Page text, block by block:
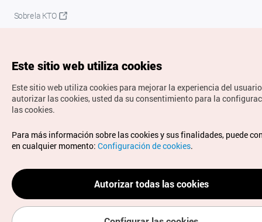
Sobre la KTO
Copyrights © Organización de Turismo de Corea. Todos los
derechos reservados.
Para informes de errores y cuestiones relacionadas con el
sitio web, dirija sus consultas al correoelectrónico oficial:
spanish@knto.or.kr
Este sitio web utiliza cookies
Este sitio web utiliza cookies para mejorar la experiencia del
autorizar las cookies, usted da su consentimiento para la
las cookies.
Para más información sobre las cookies y sus finalidades, puede
en cualquier momento: Configuración de cookies.
Autorizar todas las cookies